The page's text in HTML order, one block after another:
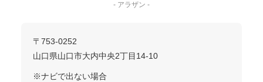
- アラザン -
〒753-0252
山口県山口市大内中央2丁目14-10
※ナビで出ない場合